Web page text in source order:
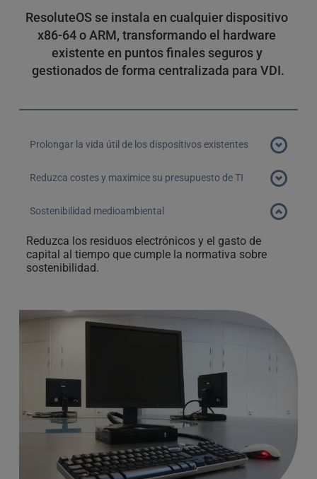
ResoluteOS se instala en cualquier dispositivo
x86-64 o ARM, transformando el hardware
existente en puntos finales seguros y
gestionados de forma centralizada para VDI.
Prolongar la vida útil de los dispositivos existentes
Instale ResoluteOS en dispositivos con tan solo 2 GB de
más años productivos como clientes de punto final de
Reduzca costes y maximice su presupuesto de TI
Reutilice la infraestructura de hardware existente y
emplearse en otros proyectos. La baja huella de
recursos de ResoluteOS también reduce el uso total
de energía.
Sostenibilidad medioambiental
Reduzca los residuos electrónicos y el gasto de
capital al tiempo que cumple la normativa sobre
sostenibilidad.